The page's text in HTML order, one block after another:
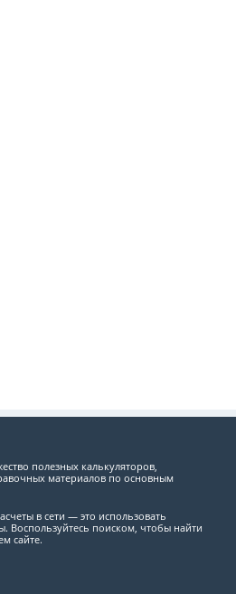
полезных калькуляторов,
материалов по основным
в сети — это использовать
Воспользуйтесь поиском, чтобы найти
сайте.